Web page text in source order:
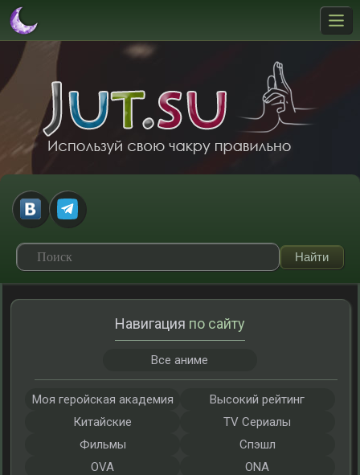
Навигация по сайту
Все аниме
Моя геройская академия
Высокий рейтинг
Китайские
TV Сериалы
Фильмы
Спэшл
OVA
ONA